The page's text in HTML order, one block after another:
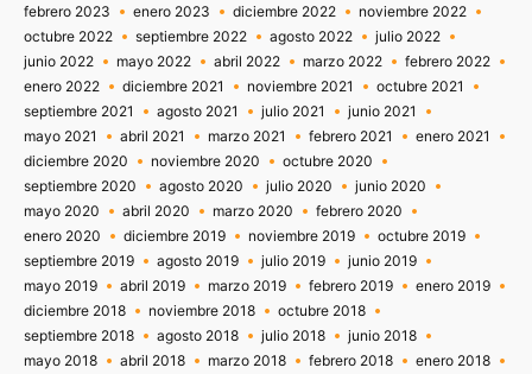
febrero 2023
enero 2023 diciembre 2022
noviembre 2022
octubre 2022
septiembre 2022 agosto 2022
julio 2022
junio 2022
mayo 2022 abril 2022 marzo 2022
febrero 2022
enero 2022
diciembre 2021 noviembre 2021
octubre 2021
septiembre 2021
agosto 2021 julio 2021
junio 2021
mayo 2021
abril 2021 marzo 2021 febrero 2021
enero 2021
diciembre 2020
noviembre 2020
octubre 2020
septiembre 2020
agosto 2020 julio 2020
junio 2020
mayo 2020
abril 2020 marzo 2020
febrero 2020
enero 2020
diciembre 2019 noviembre 2019
octubre 2019
septiembre 2019
agosto 2019 julio 2019
junio 2019
mayo 2019
abril 2019 marzo 2019 febrero 2019
enero 2019
diciembre 2018
noviembre 2018
octubre 2018
septiembre 2018
agosto 2018 julio 2018
junio 2018
mayo 2018
abril 2018 marzo 2018 febrero 2018
enero 2018